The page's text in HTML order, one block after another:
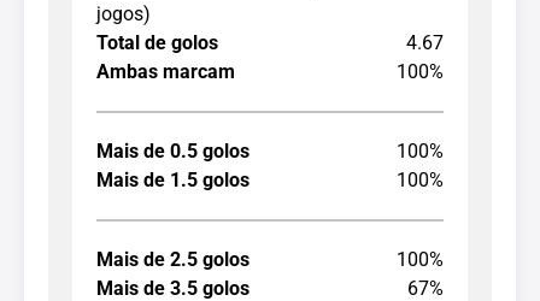
jogos)
Total de golos
4.67
Ambas marcam
100%
Mais de 0.5 golos
100%
Mais de 1.5 golos
100%
Mais de 2.5 golos
100%
Mais de 3.5 golos
67%